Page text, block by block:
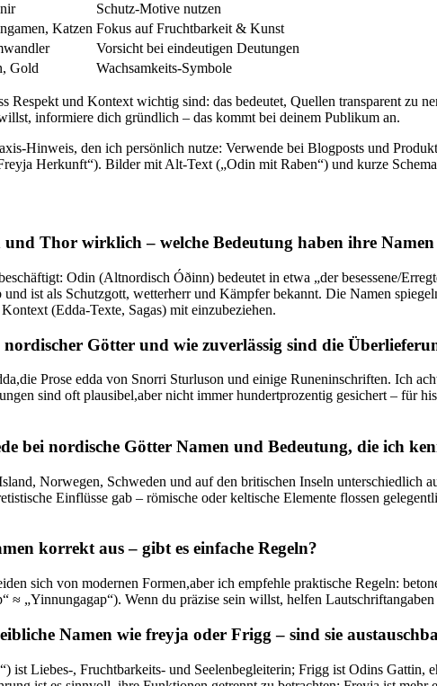
Schutz-Motive nutzen
Katzen Fokus auf Fruchtbarkeit & Kunst
Vorsicht bei eindeutigen Deutungen
Gold Wachsamkeits-Symbole
Respekt und Kontext⁤ wichtig sind: das bedeutet, ‌Quellen ⁤transparent zu
informiere dich gründlich – das kommt bei deinem Publikum an.
Hinweis, den ⁣ich persönlich‍ nutze: Verwende bei Blogposts und
Herkunft“). Bilder mit Alt-Text („Odin mit Raben“) und kurze
und Thor wirklich – welche Bedeutung haben⁤ ihre
Odin⁤ (Altnordisch Óðinn) bedeutet‌ in etwa „der besessene/
ist als Schutzgott, wetterherr und Kämpfer bekannt. Die ⁢Namen
(Edda‑Texte, Sagas) mit⁣ einzubeziehen.
Götter und wie zuverlässig sind die
Prose edda von ‌Snorri Sturluson und einige Runeninschriften. Ich
sind oft plausibel,aber nicht immer hundertprozentig gesichert⁢ – für
bei nordische Götter Namen und Bedeutung,‍ die ich
Norwegen, Schweden und auf den britischen Inseln unterschiedlich
Einflüsse gab – römische oder keltische Elemente flossen
korrekt aus​ – gibt es einfache Regeln?
sich von modernen Formen,aber ich‍ empfehle praktische Regeln:
≈ „Yinnungagap“). Wenn du präzise sein willst, helfen
⁤Namen wie freyja oder Frigg – sind ​sie
ist Liebes-, ⁢Fruchtbarkeits- und Seelenbegleiterin; Frigg ist Odins ⁤Gattin,